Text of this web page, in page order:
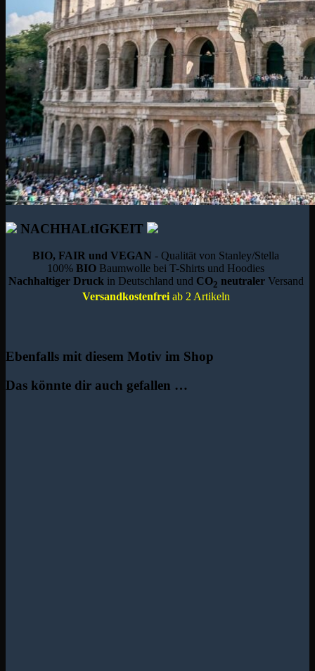
NACHHALtIGKEIT
BIO, FAIR und VEGAN - Qualität von Stanley/Stella
100%BIO Baumwolle bei T-Shirts und Hoodies
Nachhaltiger Druck in Deutschland und CO2 neutraler Versand
Versandkostenfreiab 2 Artikeln
Ebenfalls mit diesem Motiv im Shop
Das könnte dir auch gefallen …